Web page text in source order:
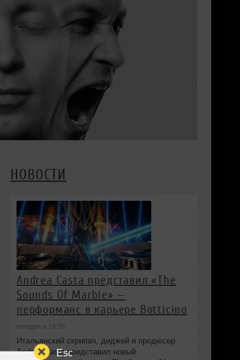
Esc
НОВОСТИ
Andrea Casta представил «The
Sounds Of Marble» —
перформанс в карьере Botticino
сегодня в 15:05
Итальянский скрипач, диджей и продюсер
Andrea Casta представил новый